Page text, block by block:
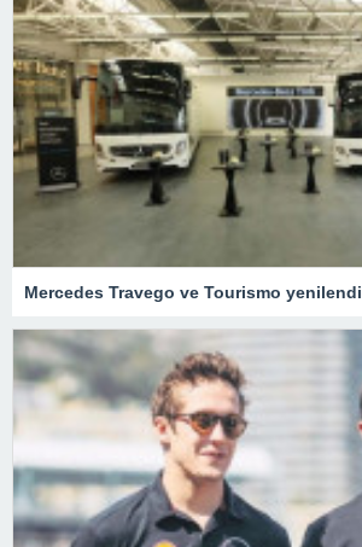
Mercedes Travego ve Tourismo yenilendi